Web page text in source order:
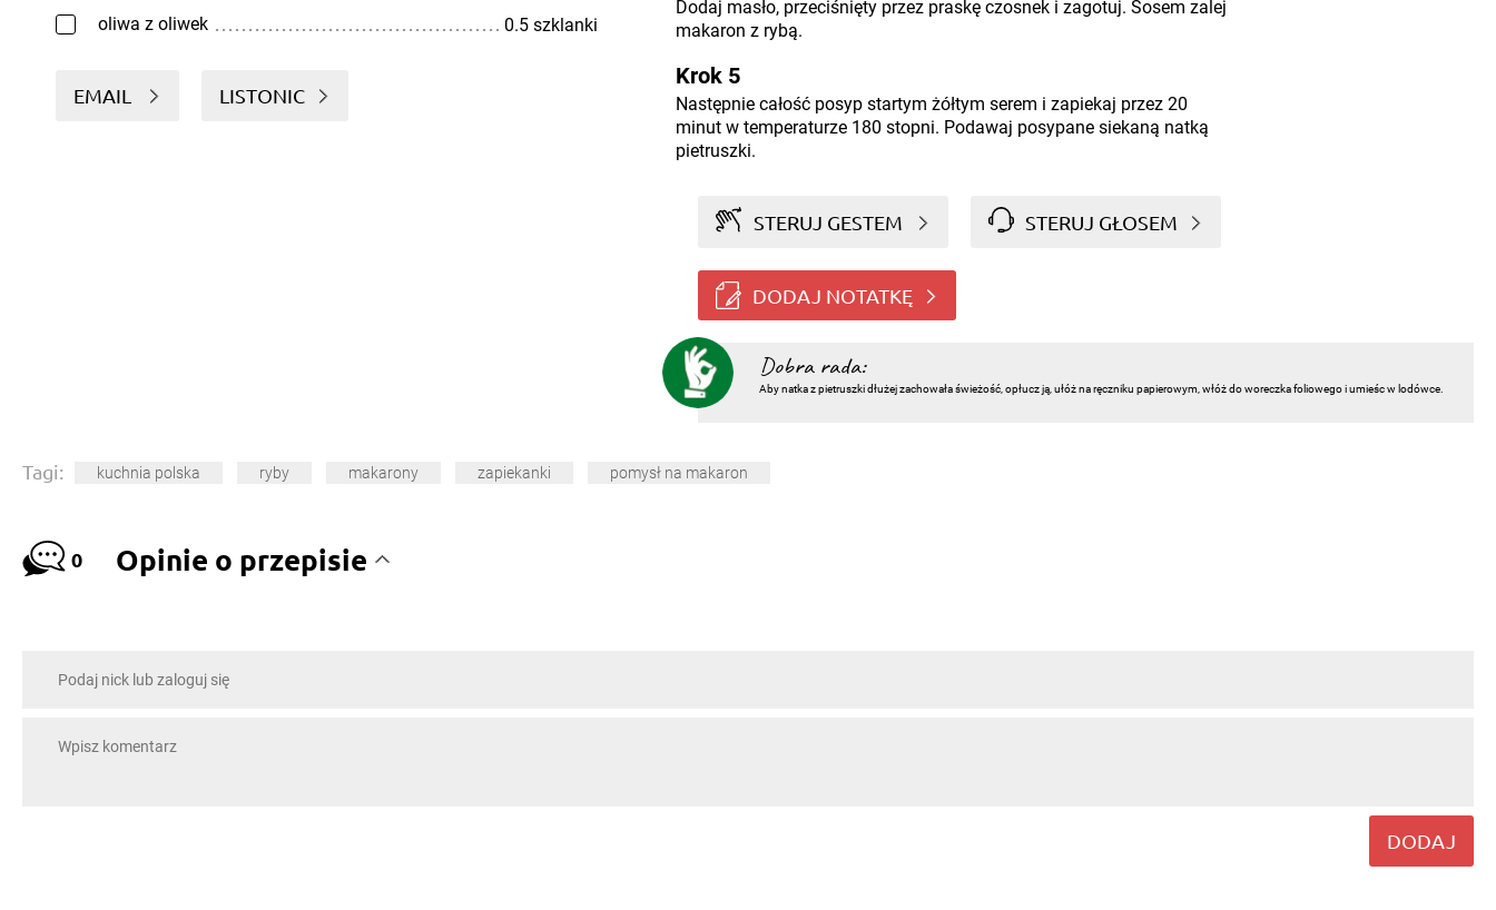
oliwa z oliwek
0.5 szklanki
EMAIL LISTONIC
Dodaj masło, przeciśnięty przez praskę czosnek i zagotuj. Sosem zalej
makaron z rybą.
Krok 5
Następnie całość posyp startym żółtym serem i zapiekaj przez 20
minut w temperaturze 180 stopni. Podawaj posypane siekaną natką
pietruszki.
STERUJ GESTEM STERUJ GŁOSEM
DODAJ NOTATKĘ
Dobra rada:
Aby natka z pietruszki dłużej zachowała świeżość, opłucz ją, ułóż na ręczniku papierowym, włóż do woreczka foliowego i umieśc w lodówce.
Tagi: kuchnia polska ryby makarony zapiekanki pomysł na makaron
0 Opinie o przepisie
DODAJ